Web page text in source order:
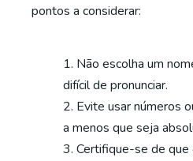
pontos a considerar:
Não escolha um
difícil de pronunciar.
Evite usar números
a menos que seja
Certifique-se de que